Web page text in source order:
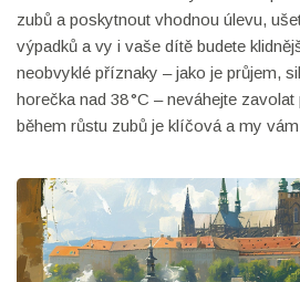
zubů a poskytnout vhodnou úlevu,
výpadků a vy i vaše dítě budete
neobvyklé příznaky – jako je průjem,
horečka nad 38 °C – neváhejte
během růstu zubů je klíčová a my